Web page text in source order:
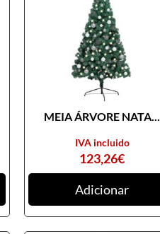
MEIA ÁRVORE NATA...
123,26€
IVA incluido
Adicionar